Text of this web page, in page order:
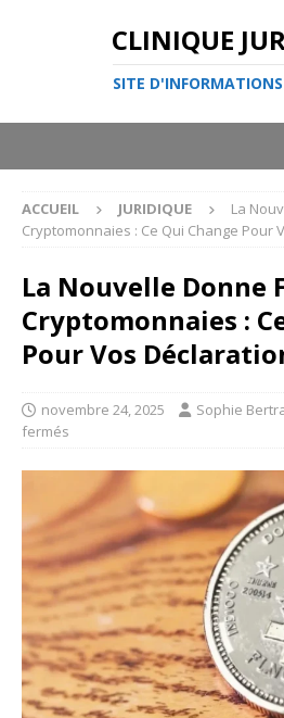
CLINIQUE
SITE D'INFORMATIONS
ACCUEIL JURIDIQUE
La
Cryptomonnaies : Ce Qui Change Pour
La Nouvelle Donne
Cryptomonnaies :
Pour Vos
novembre 24, 2025 Sophie
fermés